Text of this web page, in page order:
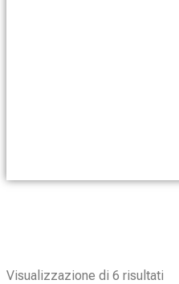
Visualizzazione di 6 risultati